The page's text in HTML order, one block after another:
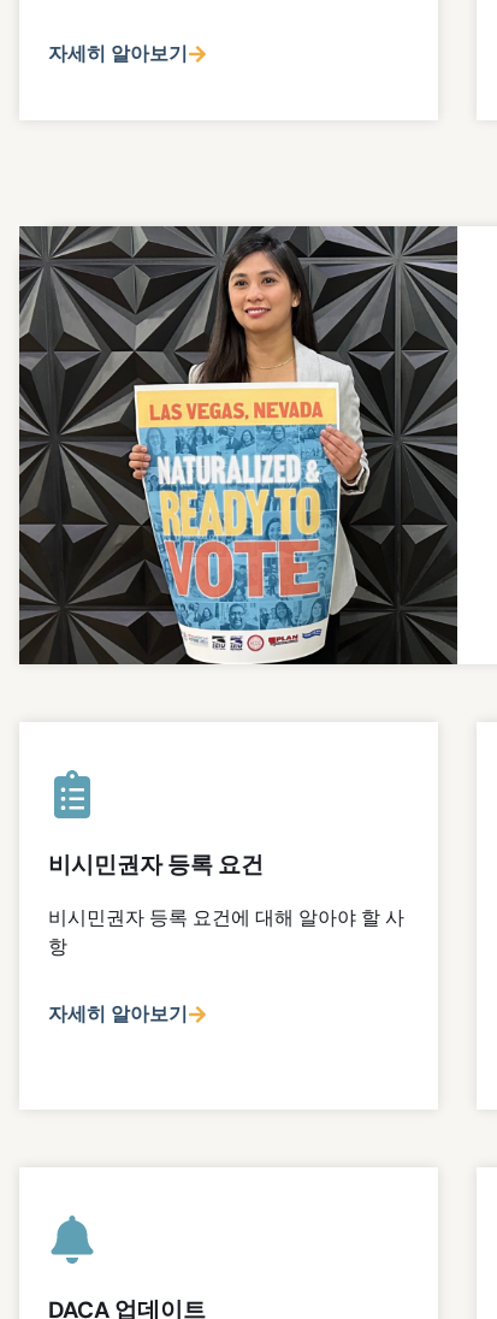
자세히 알아보기
비시민권자 등록 요건
비시민권자 등록 요건에 대해 알아야 할 사
항
자세히 알아보기
DACA 업데이트